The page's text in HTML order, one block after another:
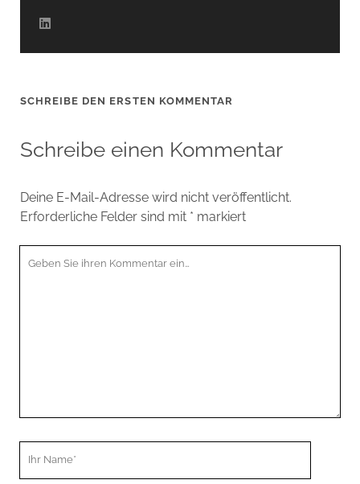
SCHREIBE DEN ERSTEN KOMMENTAR
Schreibe einen Kommentar
Deine E-Mail-Adresse wird nicht veröffentlicht.
Erforderliche Felder sind mit * markiert